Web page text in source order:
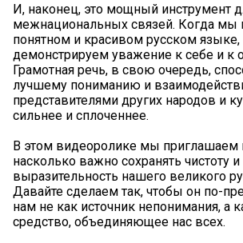
И, наконец, это мощный инструмент
межнациональных связей. Когда мы
понятном и красивом русском
демонстрируем уважение к себе и
Грамотная речь, в свою очередь,
лучшему пониманию и
представителями других народов и
сильнее и сплоченнее.
В этом видеоролике мы приглашаем
насколько важно сохранять чистоту и
выразительность нашего великого
Давайте сделаем так, чтобы он по-
нам не как источник непонимания, а
средство, объединяющее нас всех.